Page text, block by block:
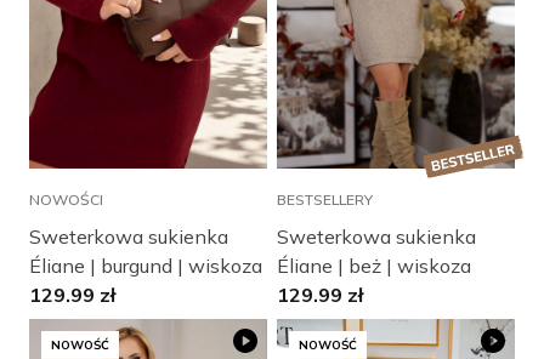
NOWOŚCI
Sweterkowa sukienka
Éliane | burgund | wiskoza
129.99 zł
BESTSELLERY
Sweterkowa sukienka
Éliane | beż | wiskoza
129.99 zł
NOWOŚĆ NOWOŚĆ